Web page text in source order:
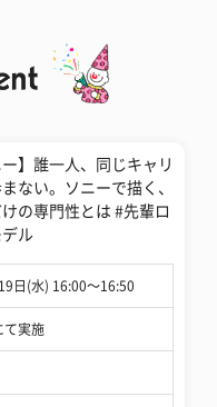
ー】誰一人、同じキャリ
ない。ソニーで描く、
けの専門性とは #先輩ロ
ル
日(水) 16:00〜16:50
て実施